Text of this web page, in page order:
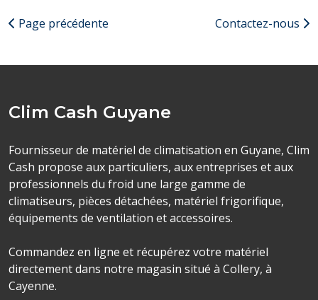
Page précédente Contactez-nous
Clim Cash Guyane
Fournisseur de matériel de climatisation en Guyane, Clim
Cash propose aux particuliers, aux entreprises et aux
professionnels du froid une large gamme de
climatiseurs, pièces détachées, matériel frigorifique,
équipements de ventilation et accessoires.
Commandez en ligne et récupérez votre matériel
directement dans notre magasin situé à Collery, à
Cayenne.